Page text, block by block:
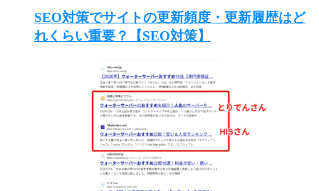
SEO対策でサイトの更新頻度・更新履歴はど
れくらい重要？【SEO対策】